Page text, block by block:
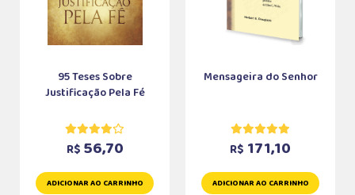
95 Teses Sobre
Justificação Pela Fé
R$ 56,70
ADICIONAR AO CARRINHO
Mensageira do Senhor
R$ 171,10
ADICIONAR AO CARRINHO